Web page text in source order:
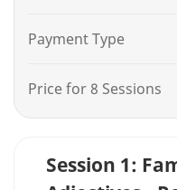
Session 1:
Payment Type
Price for 8 Sessions